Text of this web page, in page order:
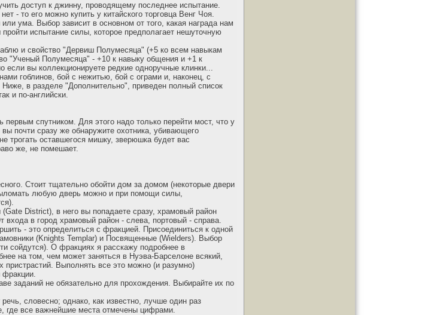
доступ к джинну, проводящему последнее испытание.
- то его можно купить у китайского торговца Венг Чоя.
ума. Выбор зависит в основном от того, какая награда нам
испытание силы, которое предполагает нешуточную
и свойство "Дервиш Полумесяца" (+5 ко всем навыкам
"Ученый Полумесяца" - +10 к навыку общения и +1 к
если вы коллекционируете редкие одноручные клинки...
гоблинов, бой с нежитью, бой с ограми и, наконец, с
Ниже, в разделе "Дополнительно", приведен полный список
и по-английски.
спутником. Для этого надо только перейти мост, что у
вы почти сразу же обнаружите охотника, убивающего
трогать оставшегося мишку, зверюшка будет вас
же, не помешает.
Стоит тщательно обойти дом за домом (некоторые двери
любую дверь можно и при помощи силы,
(Gate District), в него вы попадаете сразу, храмовый район
в город храмовый район - слева, портовый - справа.
- это определиться с фракцией. Присоединиться к одной
(Knights Templar) и Посвященные (Wielders). Выбор
сойдутся). О фракциях я расскажу подробнее в
на том, чем может заняться в Нуэва-Барселоне всякий,
пристрастий. Выполнять все это можно (и разумно)
фракции.
заданий не обязательно для прохождения. Выбирайте их по
словесно; однако, как известно, лучше один раз
где все важнейшие места отмечены цифрами.